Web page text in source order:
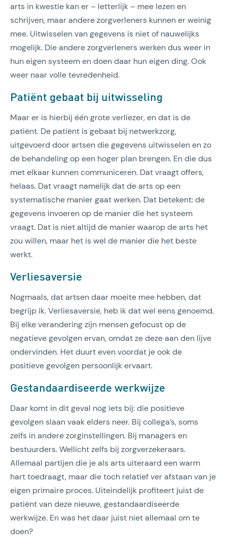
arts in kwestie kan er – letterlijk – mee lezen en
schrijven, maar andere zorgverleners kunnen er weinig
mee. Uitwisselen van gegevens is niet of nauwelijks
mogelijk. Die andere zorgverleners werken dus weer in
hun eigen systeem en doen daar hun eigen ding. Ook
weer naar volle tevredenheid.
Patiënt gebaat bij uitwisseling
Maar er is hierbij één grote verliezer, en dat is de
patiënt. De patiënt is gebaat bij netwerkzorg,
uitgevoerd door artsen die gegevens uitwisselen en zo
de behandeling op een hoger plan brengen. En die dus
met elkaar kunnen communiceren. Dat vraagt offers,
helaas. Dat vraagt namelijk dat de arts op een
systematische manier gaat werken. Dat betekent: de
gegevens invoeren op de manier die het systeem
vraagt. Dat is niet altijd de manier waarop de arts het
zou willen, maar het is wel de manier die het beste
werkt.
Verliesaversie
Nogmaals, dat artsen daar moeite mee hebben, dat
begrijp ik. Verliesaversie, heb ik dat wel eens genoemd.
Bij elke verandering zijn mensen gefocust op de
negatieve gevolgen ervan, omdat ze deze aan den lijve
ondervinden. Het duurt even voordat je ook de
positieve gevolgen persoonlijk ervaart.
Gestandaardiseerde werkwijze
Daar komt in dit geval nog iets bij: die positieve
gevolgen slaan vaak elders neer. Bij collega’s, soms
zelfs in andere zorginstellingen. Bij managers en
bestuurders. Wellicht zelfs bij zorgverzekeraars.
Allemaal partijen die je als arts uiteraard een warm
hart toedraagt, maar die toch relatief ver afstaan van je
eigen primaire proces. Uiteindelijk profiteert juist de
patiënt van deze nieuwe, gestandaardiseerde
werkwijze. En was het daar juist niet allemaal om te
doen?